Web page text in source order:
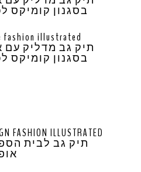
fashion illustrated
בסגנון קומיקס לכל